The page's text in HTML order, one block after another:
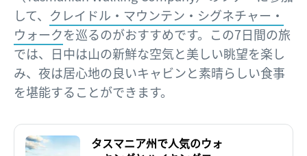
して、 クレイドル・マウンテン・シグネチャー・
ウォークを巡るのがおすすめです。この7日間の旅
では、日中は山の新鮮な空気と美しい眺望を楽し
み、夜は居心地の良いキャビンと素晴らしい食事
を堪能することができます。
タスマニア州で人気のウォ